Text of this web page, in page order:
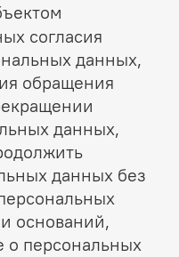
согласия
данных,
обращения
данных,
данных без
оснований,
о персональных